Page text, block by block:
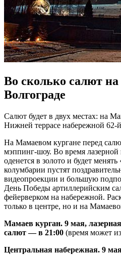
Во сколько салют на
Волгограде
Салют будет в двух местах: на
Нижней террасе набережной
На Мамаевом кургане перед
мэппинг-шоу. Во время
оденется в золото и будет менять
колумбарии пустят
видеопроекции и большую
День Победы артиллерийским
фейерверком на набережной.
только в центре, но и на
Мамаев курган. 9 мая,
салют — в 21:00 (время может
Центральная набережная. 9